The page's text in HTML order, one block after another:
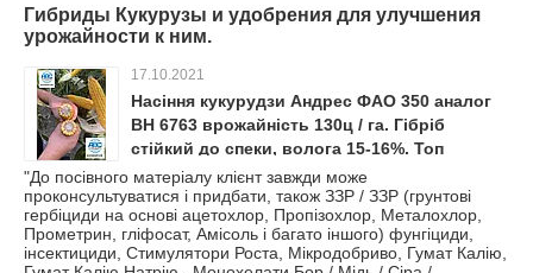
Гибриды Кукурузы и удобрения для улучшения
урожайности к ним.
17.10.2021
Насіння кукурудзи Андрес ФАО 350 аналог
ВН 6763 врожайність 130ц / га. Гібріб
стійкий до спеки, волога 15-16%. Топ
продажів минулого року.
"До посівного матеріалу клієнт завжди може
проконсультуватися і придбати, також ЗЗР / ЗЗР (грунтові
гербіциди на основі ацетохлор, Пропізохлор, Металохлор,
Прометрин, гліфосат, Амісоль і багато іншого) фунгіциди,
інсектициди, Стимулятори Роста, Мікродобриво, Гумат Калію,